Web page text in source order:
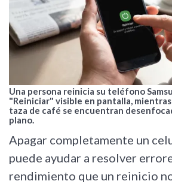
Una persona reinicia su teléfono
"Reiniciar" visible en pantalla,
taza de café se encuentran
plano.
Apagar completamente un
puede ayudar a resolver
rendimiento que un reinicio